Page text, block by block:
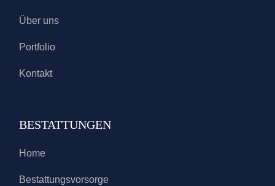
Über uns
Portfolio
Kontakt
BESTATTUNGEN
Home
Bestattungsvorsorge